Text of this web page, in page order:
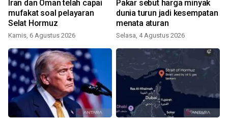
Iran dan Oman telah capai
mufakat soal pelayaran
Selat Hormuz
Kamis, 6 Agustus 2026
Pakar sebut harga minyak
dunia turun jadi kesempatan
menata aturan
Selasa, 4 Agustus 2026